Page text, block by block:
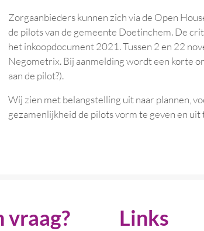
Zorgaanbieders kunnen zich via de Open
de pilots van de gemeente Doetinchem. De
het inkoopdocument 2021. Tussen 2 en 22
Negometrix. Bij aanmelding wordt een korte
aan de pilot?).
Wij zien met belangstelling uit naar plannen,
gezamenlijkheid de pilots vorm te geven en uit
vraag? Links